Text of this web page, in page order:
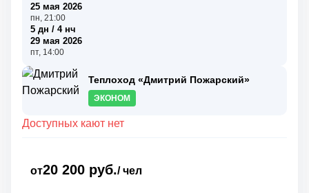
25 мая 2026
пн, 21:00
5 дн / 4 нч
29 мая 2026
пт, 14:00
Теплоход «Дмитрий Пожарский»
ЭКОНОМ
Доступных кают нет
от20 200 руб./ чел